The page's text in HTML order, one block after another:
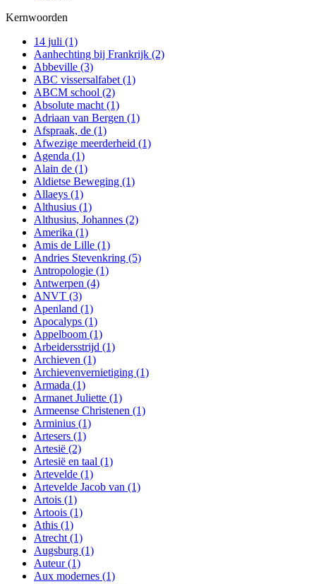
Kernwoorden
14 juli (1)
Aanhechting bij Frankrijk (2)
Abbeville (3)
ABC vissersalfabet (1)
ABCM school (2)
Absolute macht (1)
Adriaan van Bergen (1)
Afspraak, de (1)
Afwezige meerderheid (1)
Agenda (1)
Alain de (1)
Aldietse Beweging (1)
Allaeys (1)
Althusius (1)
Althusius, Johannes (2)
Amerika (1)
Amis de Lille (1)
Andries Stevenkring (5)
Antropologie (1)
Antwerpen (4)
ANVT (3)
Apenland (1)
Apocalyps (1)
Appelboom (1)
Arbeidersstrijd (1)
Archieven (1)
Archievenvernietiging (1)
Armada (1)
Armanet Juliette (1)
Armeense Christenen (1)
Arminius (1)
Artesers (1)
Artesië (2)
Artesië en taal (1)
Artevelde (1)
Artevelde Jacob van (1)
Artois (1)
Artoois (1)
Athis (1)
Atrecht (1)
Augsburg (1)
Auteur(1)
Aux modernes (1)